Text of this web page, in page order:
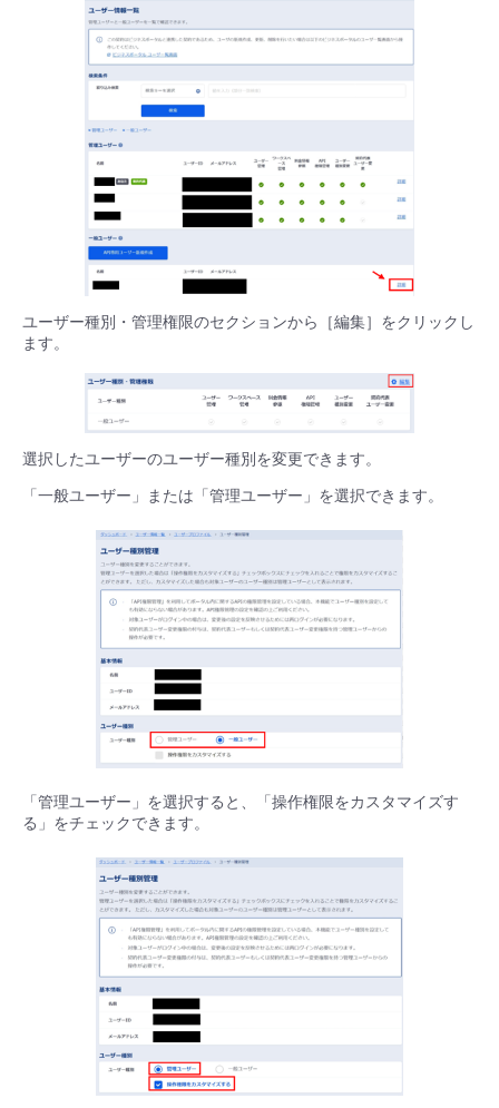
ユーザー種別・管理権限のセクションから［編集］をクリックし
ます。
選択したユーザーのユーザー種別を変更できます。
「一般ユーザー」または「管理ユーザー」を選択できます。
「管理ユーザー」を選択すると、「操作権限をカスタマイズす
る」をチェックできます。